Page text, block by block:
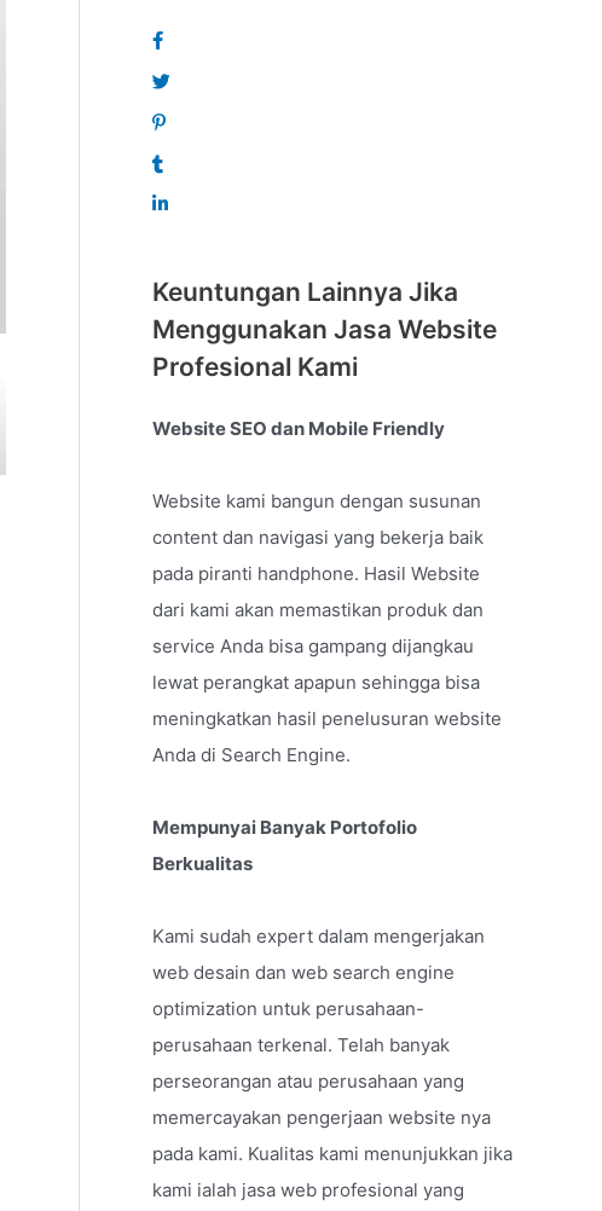
Keuntungan Lainnya Jika
Menggunakan Jasa Website
Profesional Kami
Website SEO dan Mobile Friendly
Website kami bangun dengan susunan
content dan navigasi yang bekerja baik
pada piranti handphone. Hasil Website
dari kami akan memastikan produk dan
service Anda bisa gampang dijangkau
lewat perangkat apapun sehingga bisa
meningkatkan hasil penelusuran website
Anda di Search Engine.
Mempunyai Banyak Portofolio
Berkualitas
Kami sudah expert dalam mengerjakan
web desain dan web search engine
optimization untuk perusahaan-
perusahaan terkenal. Telah banyak
perseorangan atau perusahaan yang
memercayakan pengerjaan website nya
pada kami. Kualitas kami menunjukkan jika
kami ialah jasa web profesional yang